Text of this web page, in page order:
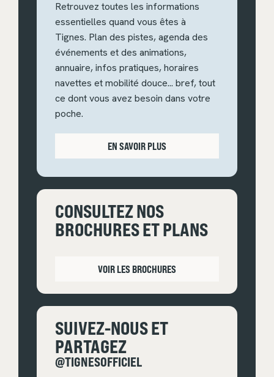
Retrouvez toutes les informations
essentielles quand vous êtes à
Tignes. Plan des pistes, agenda des
événements et des animations,
annuaire, infos pratiques, horaires
navettes et mobilité douce... bref, tout
ce dont vous avez besoin dans votre
poche.
EN SAVOIR PLUS
CONSULTEZ NOS
BROCHURES ET PLANS
VOIR LES BROCHURES
SUIVEZ-NOUS ET
PARTAGEZ
@TIGNESOFFICIEL